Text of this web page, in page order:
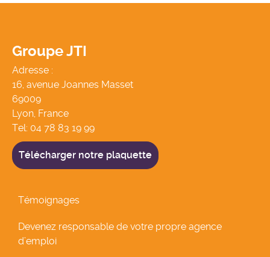
Groupe JTI
Adresse :
16, avenue Joannes Masset
69009
Lyon, France
Tel: 04 78 83 19 99
Télécharger notre plaquette
Témoignages
Devenez responsable de votre propre agence
d’emploi